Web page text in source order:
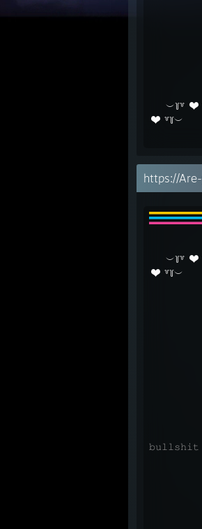
︶꒦꒷
꒷꒦︶
︶꒦꒷
꒷꒦︶⠀
𝚋𝚞𝚕𝚕𝚜𝚑𝚒𝚝